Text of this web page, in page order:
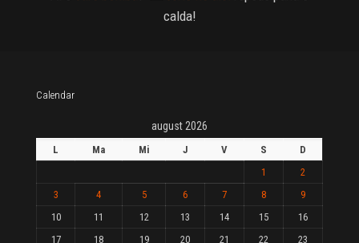
calda!
Calendar
august 2026
L Ma Mi J V S
D
1
2
3
4 5 6 7 8
9
10
11 12 13 14 15
16
17
18 19 20 21 22
23